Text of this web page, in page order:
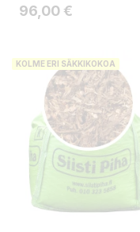
Hinta
96,00 €
KOLME ERI SÄKKIKOKOA